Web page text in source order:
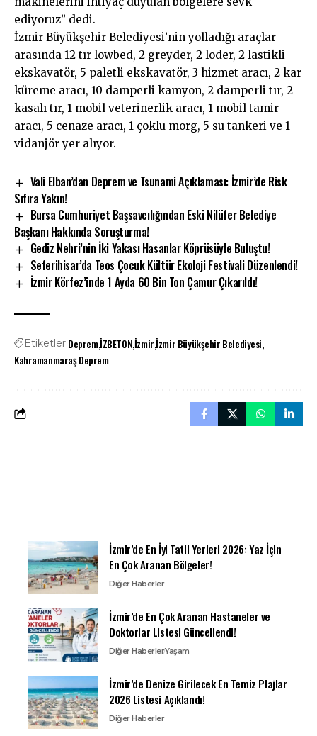
ediyoruz” dedi.
İzmir Büyükşehir Belediyesi’nin yolladığı araçlar
arasında 12 tır lowbed, 2 greyder, 2 loder, 2 lastikli
ekskavatör, 5 paletli ekskavatör, 3 hizmet aracı, 2 kar
küreme aracı, 10 damperli kamyon, 2 damperli tır, 2
kasalı tır, 1 mobil veterinerlik aracı, 1 mobil tamir
aracı, 5 cenaze aracı, 1 çoklu morg, 5 su tankeri ve 1
vidanjör yer alıyor.
Vali Elban’dan Deprem ve Tsunami Açıklaması: İzmir’de Risk
Sıfıra Yakın!
Bursa Cumhuriyet Başsavcılığından Eski Nilüfer Belediye
Başkanı Hakkında Soruşturma!
Gediz Nehri’nin İki Yakası Hasanlar Köprüsüyle Buluştu!
Seferihisar’da Teos Çocuk Kültür Ekoloji Festivali Düzenlendi!
İzmir Körfez’inde 1 Ayda 60 Bin Ton Çamur Çıkarıldı!
Etiketler DepremİZBETONİzmirİzmir Büyükşehir Belediyesi
Kahramanmaraş Deprem
İzmir’de En İyi Tatil Yerleri 2026: Yaz İçin
En Çok Aranan Bölgeler!
Diğer Haberler
İzmir’de En Çok Aranan Hastaneler ve
Doktorlar Listesi Güncellendi!
Diğer HaberlerYaşam
İzmir’de Denize Girilecek En Temiz Plajlar
2026 Listesi Açıklandı!
Diğer Haberler